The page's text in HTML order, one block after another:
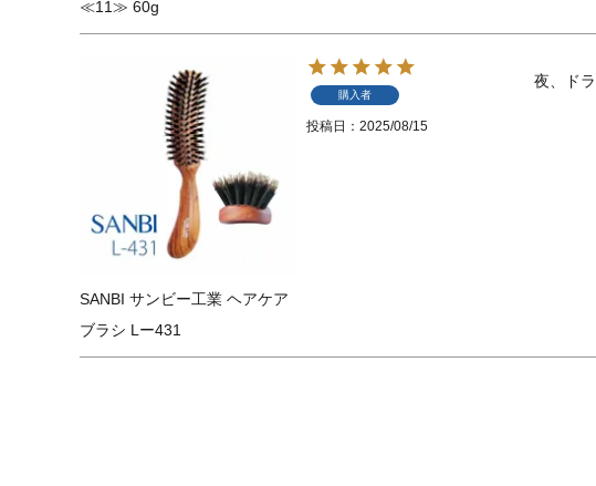
≪11≫ 60g
SANBI サンビー工業 ヘアケア
ブラシ Lー431
購入者
投稿日 2025/08/15
夜、ド